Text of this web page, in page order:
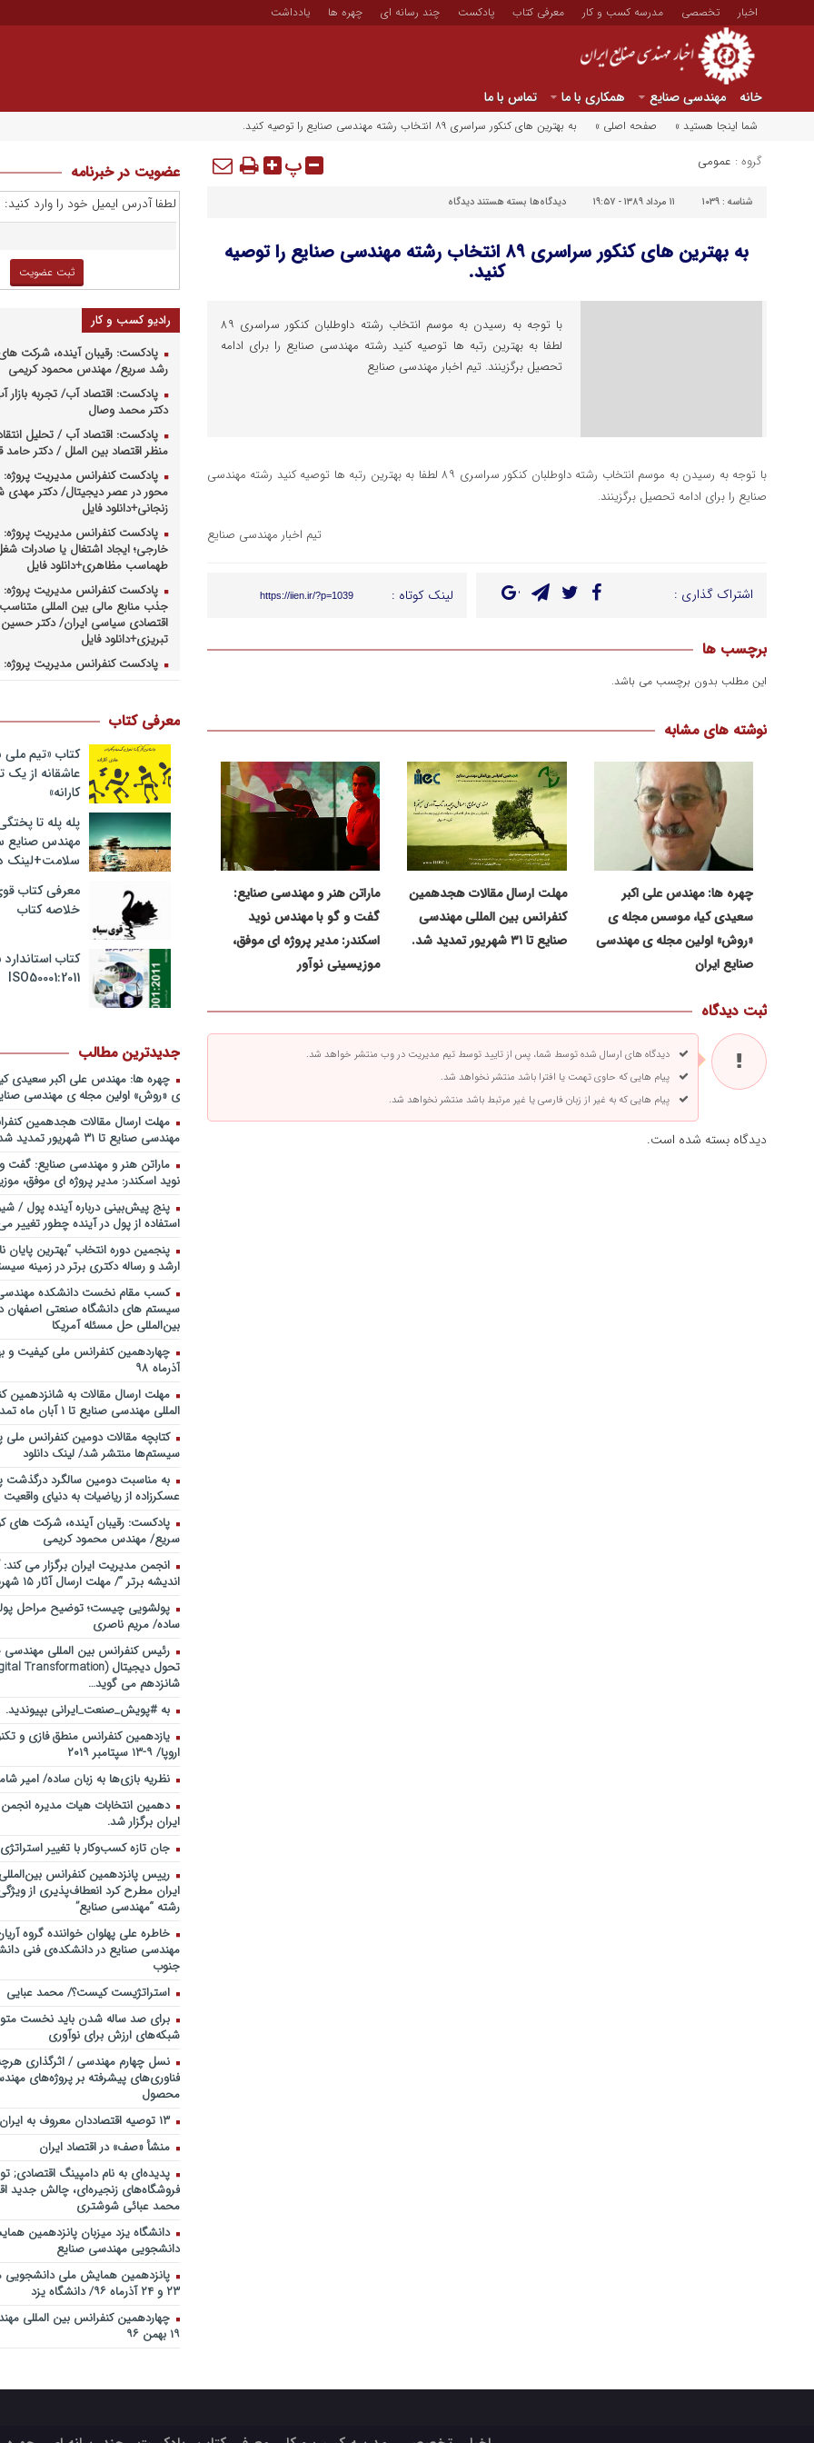
اخبار تخصصی مدرسه کسب و کار معرفی کتاب پادکست چند رسانه ای چهره ها یادداشت
خانه مهندسی صنایع همکاری با ما تماس با ما
شما اینجا هستید » صفحه اصلی » به بهترین های کنکور سراسری ۸۹ انتخاب رشته مهندسی صنایع را توصیه کنید.
گروه : عمومی پ
شناسه : ۱۰۳۹ ۱۱ مرداد ۱۳۸۹ - ۱۹:۵۷ دیدگاه‌ها برای
بهترین
کنکور
سراسری
توصیه
بسته هستنددیدگاه
به بهترین های کنکور سراسری ۸۹ انتخاب رشته مهندسی صنایع را توصیه
کنید.
با توجه به رسیدن به موسم انتخاب رشته داوطلبان کنکور سراسری ۸۹
لطفا به بهترین رتبه ها توصیه کنید رشته مهندسی صنایع را برای ادامه
تحصیل برگزینند. تیم اخبار مهندسی صنایع
با توجه به رسیدن به موسم انتخاب رشته داوطلبان کنکور سراسری ۸۹ لطفا به بهترین رتبه ها توصیه کنید رشته مهندسی
صنایع را برای ادامه تحصیل برگزینند.
تیم اخبار مهندسی صنایع
اشتراک گذاری : لینک کوتاه : https://iien.ir/?p=1039
برچسب ها
این مطلب بدون برچسب می باشد.
نوشته های مشابه
چهره ها: مهندس علی اکبر
سعیدی کیا، موسس مجله ی
«روش» اولین مجله ی مهندسی
صنایع ایران
مهلت ارسال مقالات هجدهمین
کنفرانس بین المللی مهندسی
صنایع تا ۳۱ شهریور تمدید شد.
ماراتن هنر و مهندسی صنایع:
گفت و گو با مهندس نوید
اسکندر: مدیر پروژه ای موفق،
موزیسینی نوآور
ثبت دیدگاه
دیدگاه های ارسال شده توسط شما، پس از تایید توسط تیم مدیریت در وب منتشر خواهد شد.
پیام هایی که حاوی تهمت یا افترا باشد منتشر نخواهد شد.
پیام هایی که به غیر از زبان فارسی یا غیر مرتبط باشد منتشر نخواهد شد.
دیدگاه بسته شده است.
عضویت در خبرنامه
لطفا آدرس ایمیل خود را وارد کنید:
رادیو کسب و کار
پادکست: رقیبان آینده، شرکت
رشد سریع/ مهندس محمود کریمی
پادکست: اقتصاد آب/ تجربه بازار
دکتر محمد وصال
پادکست: اقتصاد آب / تحلیل
منظر اقتصاد بین الملل / دکتر
پادکست کنفرانس مدیریت پروژه:
محور در عصر دیجیتال/ دکتر مهدی
زنجانی+دانلود فایل
پادکست کنفرانس مدیریت پروژه:
خارجی؛ ایجاد اشتغال یا صادرات
طهماسب مظاهری+دانلود فایل
پادکست کنفرانس مدیریت پروژه:
جذب منابع مالی بین المللی
اقتصادی سیاسی ایران/ دکتر
تبریزی+دانلود فایل
پادکست کنفرانس مدیریت پروژه:
فایل
وزارت نفت در ارتقای مدیریت
صنعت نفت/ مهندس حبیب الله
پادکست کنفرانس مدیریت پروژه:
کسب و کارهای پروژه محور/ دکتر
صبحیه+دانلود فایل
پادکست کنفرانس مدیریت:
ارشد برای ارتقای شایستگیهای کلیدی
استراتژی/ دکتر محمد ابویی
صوتی
پادکست کنفرانس مدیریت: چگونه
خلاق تری بسازیم/ دکتر کیوان
صوتی
پادکست کنفرانس مدیریت: کاربرد
در تدوین سیستمهای جبران خدمات،
پادکست کنفرانس مدیریت: کاربرد
در تدوین سیستمهای جبران خدمات،
اقتصاد/ بخش دوم / دکتر حامد
صوتی
پادکست کنفرانس مدیریت: کاربرد
در تدوین سیستمهای جبران خدمات،
اقتصاد/ بخش اول / دکتر مسعود
فایل صوتی
پادکست سخنرانی دکتر بهرخ
خصوص مدیریت و اقتصاد در فضا +
روی ماه و مریخ
پادکست/ سخنان دکتر سعید
مدیریت دارایی های فیزیکی
چطور در سازمان ها آینده پژوهی
شروع کنیم؟ برنامه چه باید باشد؟! /
صوتی دکتر تقوی
فایل صوتی گفت و گوی رامبد
مصطفی تقوی در خصوص آینده
خندوانه
سخنرانی دکتر دیواندری در
بانکداری / کنفرانس ملی توسعه
بانکی
سخنرانی دکتر علیرضا فیض بخش
پژوهی نظام بانکداری / ۹ بهمن ماه ۹۲
معرفی کتاب
کتاب «تیم ملی
عاشقانه از
کارانه»
پله پله تا
مهندس
سلامت+لینک
معرفی کتاب
خلاصه کتاب
کتاب
ISO50001:2011
جدیدترین مطالب
چهره ها: مهندس علی اکبر سعیدی
ی «روش» اولین مجله ی مهندسی
مهلت ارسال مقالات هجدهمین
مهندسی صنایع تا ۳۱ شهریور تمدید شد.
ماراتن هنر و مهندسی صنایع: گفت
نوید اسکندر: مدیر پروژه ای موفق،
پنج پیش‌بینی درباره آینده پول /
استفاده از پول در آینده چطور تغییر
پنجمین دورۀ انتخاب “بهترین پایان
ارشد و رساله دکتری برتر در زمینه
کسب مقام نخست دانشکده
سیستم های دانشگاه صنعتی اصفهان
بین‌المللی حل مسئله آمریکا
آذرماه ۹۸
مهلت ارسال مقالات به شانزدهمین
المللی مهندسی صنایع تا ۱ آبان ماه تمدید شد.
کتابچه مقالات دومین کنفرانس ملی
سیستم‌ها منتشر شد/ لینک دانلود
به مناسبت دومین سالگرد درگذشت
عسکرزاده از ریاضیات به دنیای
پادکست: رقیبان آینده، شرکت های
سریع/ مهندس محمود کریمی
انجمن مدیریت ایران برگزار می
اندیشه برتر “/ مهلت ارسال آثار ۱۵ شهریور ۹۸
پولشویی چیست؛ توضیح مراحل
ساده/ مریم ناصری
رئیس کنفرانس بین المللی مهندسی
شانزدهم می گوید…
به #پویش_صنعت_ایرانی بپیوندید.
یازدهمین کنفرانس منطق فازی و
اروپا/ ۹-۱۳ سپتامبر ۲۰۱۹
نظریه بازی‌ها به زبان ساده/ امیر
دهمین انتخابات هیات مدیره
ایران برگزار شد.
جان تازه کسب‌وکار با تغییر استراتژی
رییس پانزدهمین کنفرانس
ایران مطرح کرد انعطاف‌پذیری از
رشته “مهندسی صنایع”
خاطره علی پهلوان خواننده گروه
مهندسی صنایع در دانشکده‌ی فنی
جنوب
استراتژیست کیست؟‬/ محمد عبایی
برای صد ساله شدن باید نخست
شبکه‌های ارزش برای نوآوری
نسل چهارم مهندسی / اثرگذاری
فناوری‌های پیشرفته بر پروژه‌های
محصول
۱۳ توصیه اقتصاددان معروف به ایران
منشأ «صف» در اقتصاد ایران
پدیده‌ای به نام دامپینگ اقتصادی;
فروشگاه‌های زنجیره‌ای، چالش جدید
محمد عبائی شوشتری
دانشگاه یزد میزبان پانزدهمین
دانشجویی مهندسی صنایع
پانزدهمین همایش ملی
۲۳ و ۲۴ آذرماه ۹۶/ دانشگاه یزد
۱۹ بهمن ۹۶